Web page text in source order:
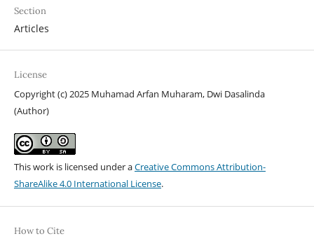
Section
Articles
License
Copyright (c) 2025 Muhamad Arfan Muharam, Dwi Dasalinda
(Author)
This work is licensed under aCreative Commons Attribution-
ShareAlike 4.0 International License.
How to Cite